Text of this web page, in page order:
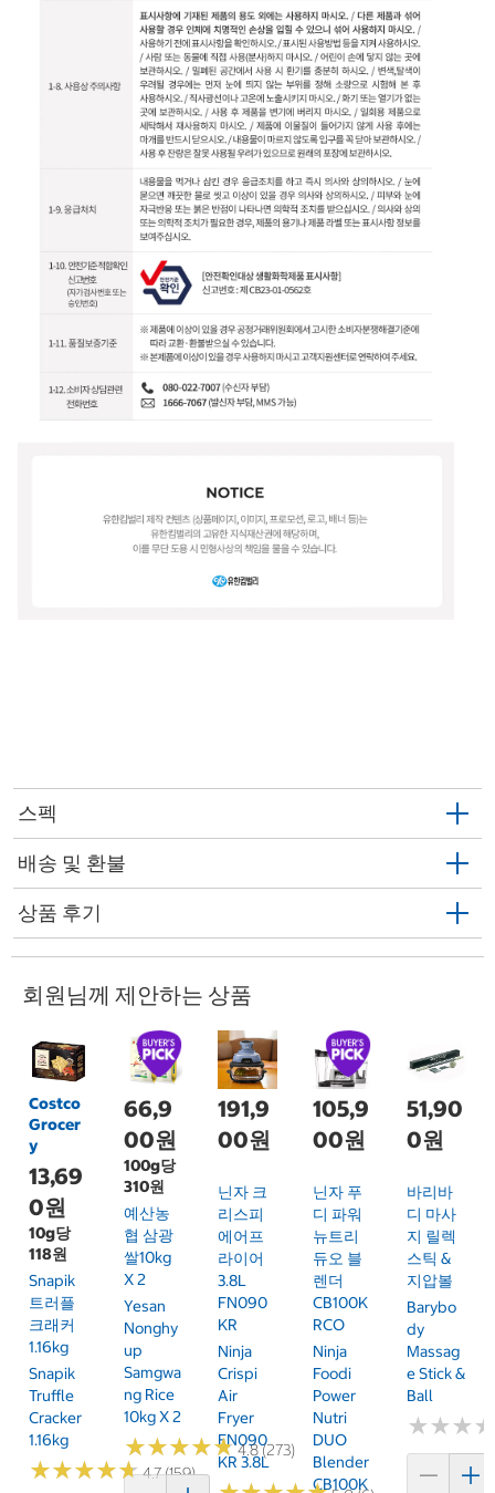
스펙
배송 및 환불
상품 후기
회원님께 제안하는 상품
Costco
Grocer
y
13,69
0원
10g당
118원
Snapik
트러플
크래커
1.16kg
Snapik
Truffle
Cracker
1.16kg
★★★★★
★★★★★4.7 (159)
66,9
00원
100g당
310원
예산농
협 삼광
쌀10kg
X 2
Yesan
Nonghy
Up
Samgwa
Ng Rice
10kg X 2
★★★★★
★★★★★4.8 (273)
191,9
00원
닌자 크
리스피
에어프
라이어
3.8L
FN090
KR
Ninja
Crispi
Air
Fryer
FN090
KR 3.8L
105,9
00원
닌자 푸
디 파워
뉴트리
듀오 블
렌더
CB100K
RCO
Ninja
Foodi
Power
Nutri
DUO
Blender
CB100K
51,90
0원
바리바
디 마사
지 릴렉
스틱 &
지압볼
Barybo
Dy
Massag
E Stick &
Ball
★★★
★★★